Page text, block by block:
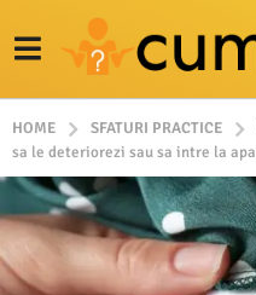
HOME SFATURI PRACTICE
sa le deteriorezi sau sa intre la apa